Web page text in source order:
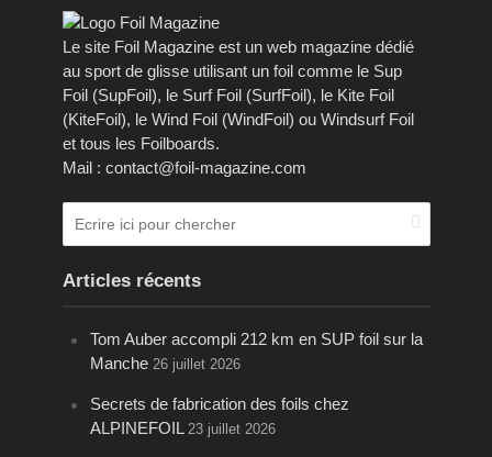
Le site Foil Magazine est un web magazine dédié
au sport de glisse utilisant un foil comme le Sup
Foil (SupFoil), le Surf Foil (SurfFoil), le Kite Foil
(KiteFoil), le Wind Foil (WindFoil) ou Windsurf Foil
et tous les Foilboards.
Mail : contact@foil-magazine.com
Articles récents
Tom Auber accompli 212 km en SUP foil sur la
Manche 26 juillet 2026
Secrets de fabrication des foils chez
ALPINEFOIL 23 juillet 2026